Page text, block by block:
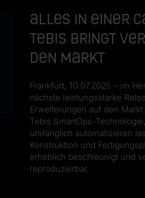
Alles in einer
Tebis bringt
den Markt
Frankfurt, 10.07.2025 – im
nächste leistungsstarke
Erweiterungen auf den
Tebis SmartOps-
umfänglich automatisieren
Konstruktion und
erheblich beschleunigt und
reproduzierbar.